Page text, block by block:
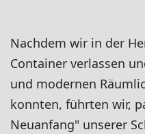
Nachdem wir in der
Container verlassen
und modernen
konnten, führten wir,
Neuanfang" unserer